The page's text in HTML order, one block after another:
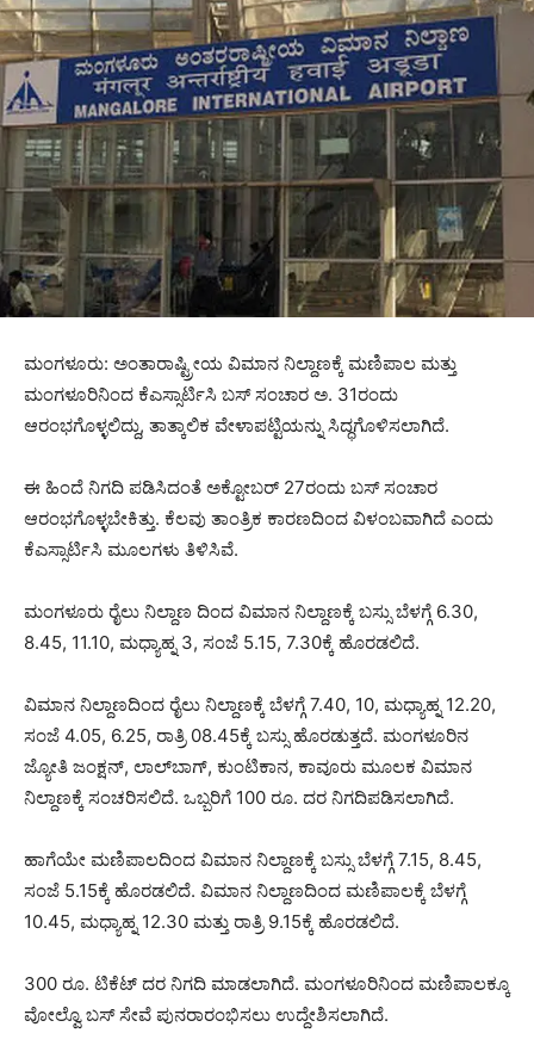
ಮಂಗಳೂರು: ಅಂತಾರಾಷ್ಟ್ರೀಯ ವಿಮಾನ ನಿಲ್ದಾಣಕ್ಕೆ ಮಣಿಪಾಲ ಮತ್ತು
ಮಂಗಳೂರಿನಿಂದ ಕೆಎಸ್ಸಾರ್ಟಿಸಿ ಬಸ್‌ ಸಂಚಾರ ಅ. 31ರಂದು
ಆರಂಭಗೊಳ್ಳಲಿದ್ದು, ತಾತ್ಕಾಲಿಕ ವೇಳಾಪಟ್ಟಿಯನ್ನು ಸಿದ್ಧಗೊಳಿಸಲಾಗಿದೆ.
ಈ ಹಿಂದೆ ನಿಗದಿ ಪಡಿಸಿದಂತೆ ಅಕ್ಟೋಬರ್‌ 27ರಂದು ಬಸ್‌ ಸಂಚಾರ
ಆರಂಭಗೊಳ್ಳಬೇಕಿತ್ತು. ಕೆಲವು ತಾಂತ್ರಿಕ ಕಾರಣದಿಂದ ವಿಳಂಬವಾಗಿದೆ ಎಂದು
ಕೆಎಸ್ಸಾರ್ಟಿಸಿ ಮೂಲಗಳು ತಿಳಿಸಿವೆ.
ಮಂಗಳೂರು ರೈಲು ನಿಲ್ದಾಣ ದಿಂದ ವಿಮಾನ ನಿಲ್ದಾಣಕ್ಕೆ ಬಸ್ಸು ಬೆಳಗ್ಗೆ 6.30,
8.45, 11.10, ಮಧ್ಯಾಹ್ನ 3, ಸಂಜೆ 5.15, 7.30ಕ್ಕೆ ಹೊರಡಲಿದೆ.
ವಿಮಾನ ನಿಲ್ದಾಣದಿಂದ ರೈಲು ನಿಲ್ದಾಣಕ್ಕೆ ಬೆಳಗ್ಗೆ 7.40, 10, ಮಧ್ಯಾಹ್ನ 12.20,
ಸಂಜೆ 4.05, 6.25, ರಾತ್ರಿ 08.45ಕ್ಕೆ ಬಸ್ಸು ಹೊರಡುತ್ತದೆ. ಮಂಗಳೂರಿನ
ಜ್ಯೋತಿ ಜಂಕ್ಷನ್‌, ಲಾಲ್‌ಬಾಗ್‌, ಕುಂಟಿಕಾನ, ಕಾವೂರು ಮೂಲಕ ವಿಮಾನ
ನಿಲ್ದಾಣಕ್ಕೆ ಸಂಚರಿಸಲಿದೆ. ಒಬ್ಬರಿಗೆ 100 ರೂ. ದರ ನಿಗದಿಪಡಿಸಲಾಗಿದೆ.
ಹಾಗೆಯೇ ಮಣಿಪಾಲದಿಂದ ವಿಮಾನ ನಿಲ್ದಾಣಕ್ಕೆ ಬಸ್ಸು ಬೆಳಗ್ಗೆ 7.15, 8.45,
ಸಂಜೆ 5.15ಕ್ಕೆ ಹೊರಡಲಿದೆ. ವಿಮಾನ ನಿಲ್ದಾಣದಿಂದ ಮಣಿಪಾಲಕ್ಕೆ ಬೆಳಗ್ಗೆ
10.45, ಮಧ್ಯಾಹ್ನ 12.30 ಮತ್ತು ರಾತ್ರಿ 9.15ಕ್ಕೆ ಹೊರಡಲಿದೆ.
300 ರೂ. ಟಿಕೆಟ್‌ ದರ ನಿಗದಿ ಮಾಡಲಾಗಿದೆ. ಮಂಗಳೂರಿನಿಂದ ಮಣಿಪಾಲಕ್ಕೂ
ವೋಲ್ವೊ ಬಸ್‌ ಸೇವೆ ಪುನರಾರಂಭಿಸಲು ಉದ್ದೇಶಿಸಲಾಗಿದೆ.